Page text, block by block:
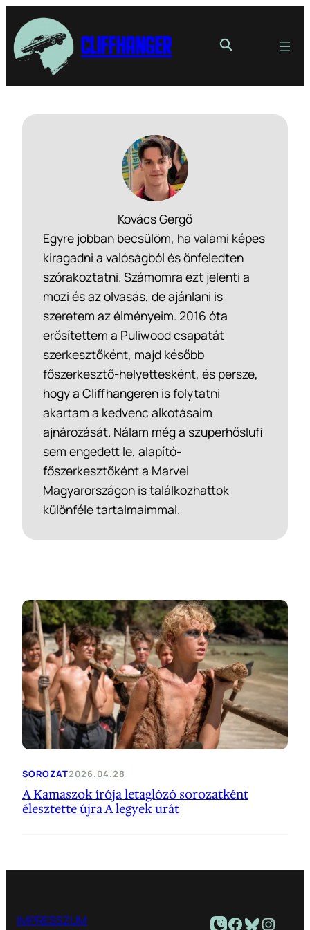
Cliffhanger
Kovács Gergő
Egyre jobban becsülöm, ha valami képes
kiragadni a valóságból és önfeledten
szórakoztatni. Számomra ezt jelenti a
mozi és az olvasás, de ajánlani is
szeretem az élményeim. 2016 óta
erősítettem a Puliwood csapatát
szerkesztőként, majd később
főszerkesztő-helyettesként, és persze,
hogy a Cliffhangeren is folytatni
akartam a kedvenc alkotásaim
ajnározását. Nálam még a szuperhőslufi
sem engedett le, alapító-
főszerkesztőként a Marvel
Magyarországon is találkozhattok
különféle tartalmaimmal.
SOROZAT2026.04.28
A Kamaszok írója letaglózó sorozatként
élesztette újra A legyek urát
IMPRESSZUM Facebook Bluesky Instagram